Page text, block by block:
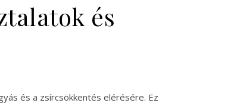
és
és a zsírcsökkentés elérésére. Ez